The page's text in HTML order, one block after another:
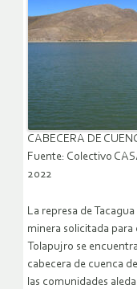
CABECERA DE
Fuente: Colectivo
2022
La represa de
minera solicitada
Tolapujro se
cabecera de cuenca
las comunidades